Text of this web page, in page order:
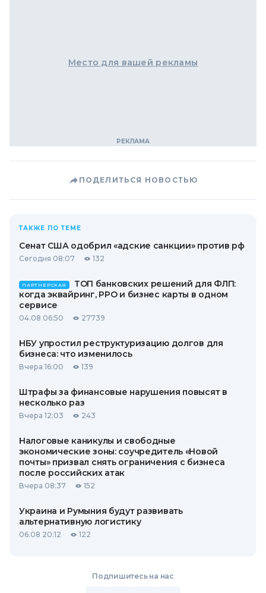
Место для вашей рекламы
ПОДЕЛИТЬСЯ НОВОСТЬЮ
ТАКЖЕ ПО ТЕМЕ
Сенат США одобрил «адские санкции» против рф
Сегодня 08:07 132
ПАРТНЕРСКАЯ
ТОП банковских решений для ФЛП:
когда эквайринг, РРО и бизнес карты в одном
сервисе
04.08 06:50 27739
НБУ упростил реструктуризацию долгов для
бизнеса: что изменилось
Вчера 16:00 139
Штрафы за финансовые нарушения повысят в
несколько раз
Вчера 12:03 243
Налоговые каникулы и свободные
экономические зоны: соучредитель «Новой
почты» призвал снять ограничения с бизнеса
после российских атак
Вчера 08:37 152
Украина и Румыния будут развивать
альтернативную логистику
06.08 20:12 122
Подпишитесь на нас